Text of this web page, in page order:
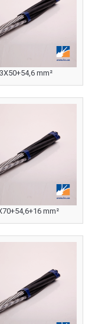
3X50+54,6 mm²
mm²